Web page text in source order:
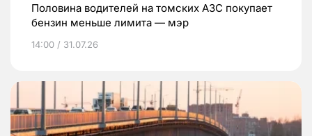
Половина водителей на томских АЗС покупает
бензин меньше лимита — мэр
14:00 / 31.07.26